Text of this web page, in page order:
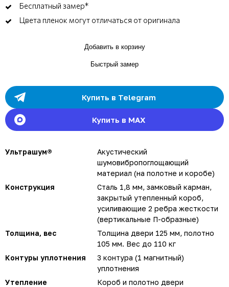
Бесплатный замер*
Цвета пленок могут отличаться от оригинала
Добавить в корзину
Быстрый замер
Купить в Telegram
Купить в MAX
Ультрашум®
Акустический
шумовибропоглощающий
материал (на полотне и коробе)
Конструкция
Сталь 1,8 мм, замковый карман,
закрытый утепленный короб,
усиливающие 2 ребра жесткости
(вертикальные П-образные)
Толщина, вес
Толщина двери 125 мм, полотно
105 мм. Вес до 110 кг
Контуры уплотнения
3 контура (1 магнитный)
уплотнения
Утепление
Короб и полотно двери